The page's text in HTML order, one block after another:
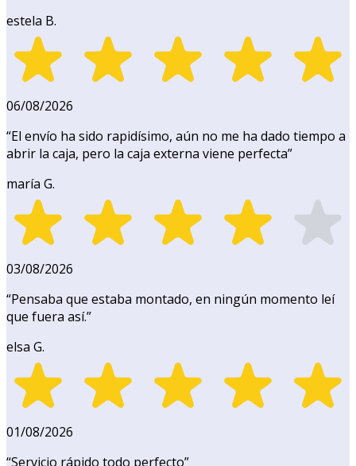
estela B.
06/08/2026
“El envío ha sido rapidísimo, aún no me ha dado tiempo a
abrir la caja, pero la caja externa viene perfecta”
maría G.
03/08/2026
“Pensaba que estaba montado, en ningún momento leí
que fuera así.”
elsa G.
01/08/2026
“Servicio rápido todo perfecto”